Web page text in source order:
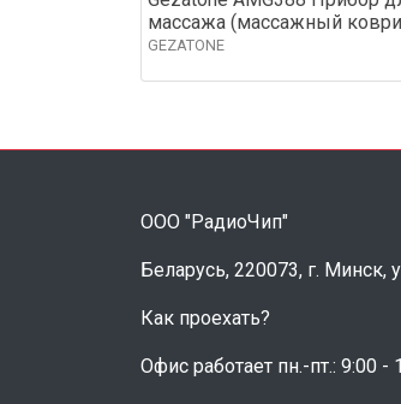
массажа (массажный
GEZATONE
ООО "РадиоЧип"
Беларусь, 220073, г. Минск,
Как проехать?
Офис работает пн.-пт.: 9:00 -